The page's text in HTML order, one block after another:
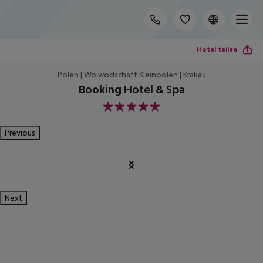
Hotel teilen
Polen | Woiwodschaft Kleinpolen | Krakau
Booking Hotel & Spa
5
Previous
Next